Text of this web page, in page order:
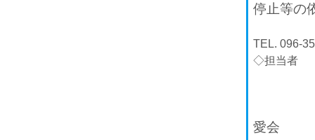
停止等の
TEL. 096-
◇担当者
愛会